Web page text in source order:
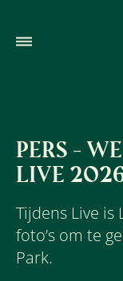
PERS -
LIVE
Tijdens Live is
foto’s om te
Park.